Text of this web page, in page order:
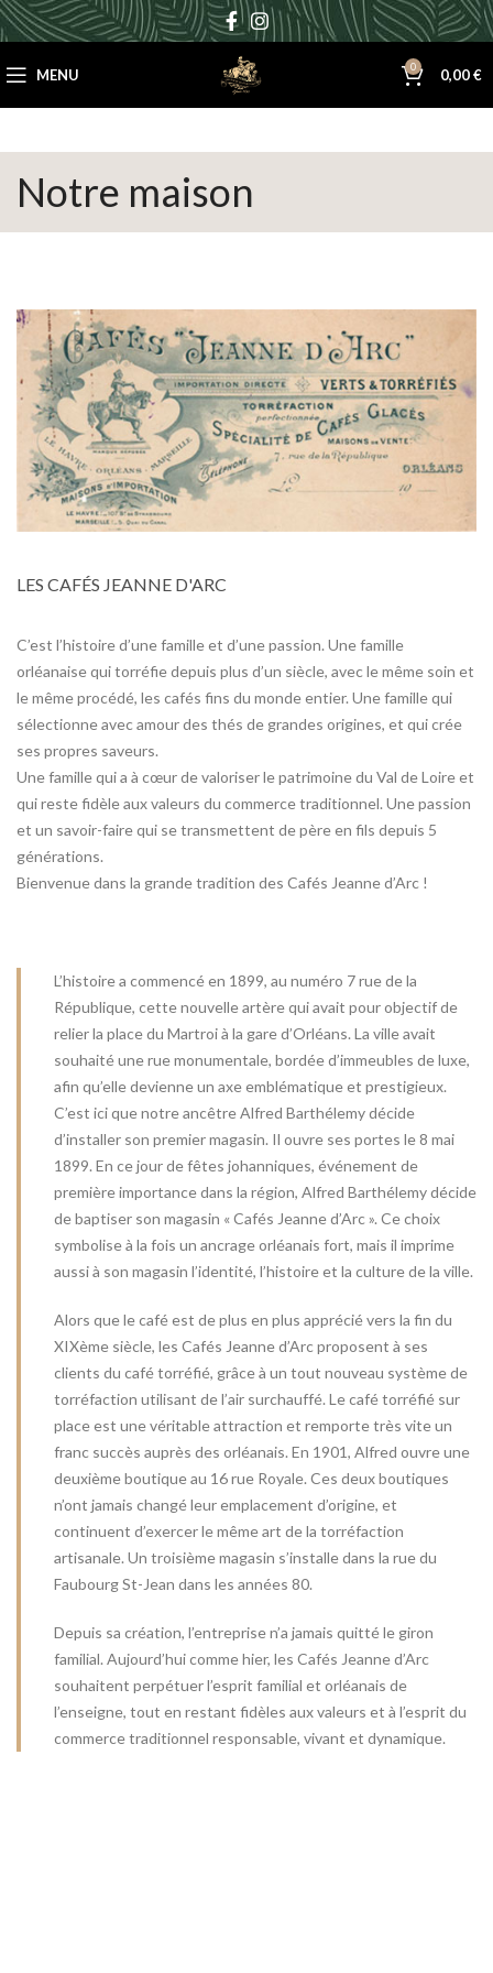
MENU 0 0,00€
Notre maison
LES CAFÉS JEANNE D'ARC
C’est l’histoire d’une famille et d’une passion. Une famille
orléanaise qui torréfie depuis plus d’un siècle, avec le même soin et
le même procédé, les cafés fins du monde entier. Une famille qui
sélectionne avec amour des thés de grandes origines, et qui crée
ses propres saveurs.
Une famille qui a à cœur de valoriser le patrimoine du Val de Loire et
qui reste fidèle aux valeurs du commerce traditionnel. Une passion
et un savoir-faire qui se transmettent de père en fils depuis 5
générations.
Bienvenue dans la grande tradition des Cafés Jeanne d’Arc !
L’histoire a commencé en 1899, au numéro 7 rue de la
République, cette nouvelle artère qui avait pour objectif de
relier la place du Martroi à la gare d’Orléans. La ville avait
souhaité une rue monumentale, bordée d’immeubles de luxe,
afin qu’elle devienne un axe emblématique et prestigieux.
C’est ici que notre ancêtre Alfred Barthélemy décide
d’installer son premier magasin. Il ouvre ses portes le 8 mai
1899. En ce jour de fêtes johanniques, événement de
première importance dans la région, Alfred Barthélemy décide
de baptiser son magasin « Cafés Jeanne d’Arc ». Ce choix
symbolise à la fois un ancrage orléanais fort, mais il imprime
aussi à son magasin l’identité, l’histoire et la culture de la ville.
Alors que le café est de plus en plus apprécié vers la fin du
XIXème siècle, les Cafés Jeanne d’Arc proposent à ses
clients du café torréfié, grâce à un tout nouveau système de
torréfaction utilisant de l’air surchauffé. Le café torréfié sur
place est une véritable attraction et remporte très vite un
franc succès auprès des orléanais. En 1901, Alfred ouvre une
deuxième boutique au 16 rue Royale. Ces deux boutiques
n’ont jamais changé leur emplacement d’origine, et
continuent d’exercer le même art de la torréfaction
artisanale. Un troisième magasin s’installe dans la rue du
Faubourg St-Jean dans les années 80.
Depuis sa création, l’entreprise n’a jamais quitté le giron
familial. Aujourd’hui comme hier, les Cafés Jeanne d’Arc
souhaitent perpétuer l’esprit familial et orléanais de
l’enseigne, tout en restant fidèles aux valeurs et à l’esprit du
commerce traditionnel responsable, vivant et dynamique.